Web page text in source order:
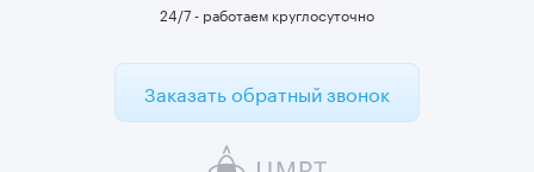
24/7 - работаем круглосуточно
Заказать обратный звонок